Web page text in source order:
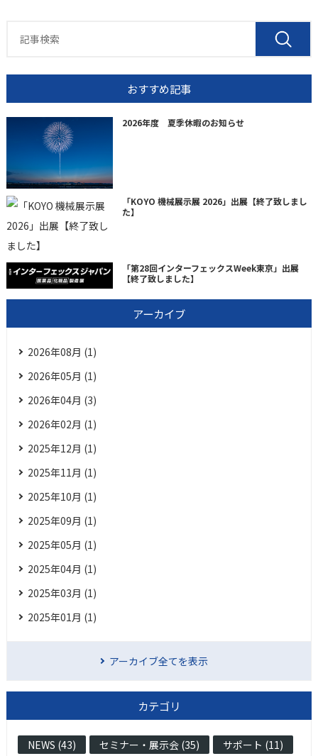
おすすめ記事
2026年度 夏季休暇のお知らせ
「KOYO 機械展示展 2026」出展【終了致しまし
た】
「第28回インターフェックスWeek東京」出展
【終了致しました】
アーカイブ
2026年08月 (1)
2026年05月 (1)
2026年04月 (3)
2026年02月 (1)
2025年12月 (1)
2025年11月 (1)
2025年10月 (1)
2025年09月 (1)
2025年05月 (1)
2025年04月 (1)
2025年03月 (1)
2025年01月 (1)
アーカイブ全てを表示
カテゴリ
NEWS (43) セミナー・展示会 (35)
サポート (11)